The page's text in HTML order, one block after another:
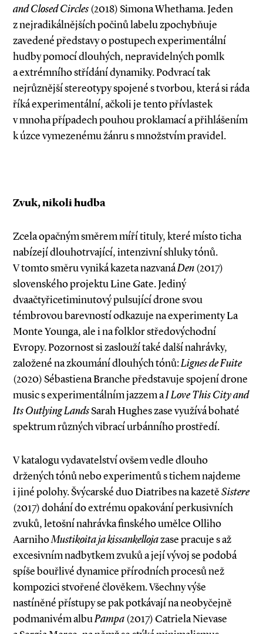
and Closed Circles(2018) Simona Whethama. Jeden
z nejradikálnějších počinů labelu zpochybňuje
zavedené představy o postupech experimentální
hudby pomocí dlouhých, nepravidelných pomlk
a extrémního střídání dynamiky. Podvrací tak
nejrůznější stereotypy spojené s tvorbou, která si ráda
říká experimentální, ačkoli je tento přívlastek
v mnoha případech pouhou proklamací a přihlášením
k úzce vymezenému žánru s množstvím pravidel.
Zvuk, nikoli hudba
Zcela opačným směrem míří tituly, které místo ticha
nabízejí dlouhotrvající, intenzivní shluky tónů.
V tomto směru vyniká kazeta nazvanáDen(2017)
slovenského projektu Line Gate. Jediný
dvaačtyřicetiminutový pulsující drone svou
témbrovou barevností odkazuje na experimenty La
Monte Younga, ale i na folklor středovýchodní
Evropy. Pozornost si zaslouží také další nahrávky,
založené na zkoumání dlouhých tónů:Lignes de­Fuite
(2020) Sébastiena Branche představuje spojení drone
music s experimentálním jazzem aI Love This City and
Its Outlying LandsSarah Hughes zase využívá bohaté
spektrum různých vibrací urbánního prostředí.
V katalogu vydavatelství ovšem vedle dlouho
držených tónů nebo experimentů s tichem najdeme
i jiné polohy. Švýcarské duo Diatribes na kazetěSistere
(2017) dohání do extrému opakování perkusivních
zvuků, letošní nahrávka finského umělce Olliho
AarnihoMustikoita ja kissankellojazase pracuje s až
excesivním nadbytkem zvuků a její vývoj se podobá
spíše bouřlivé dynamice přírodních procesů než
kompozici stvořené člověkem. Všechny výše
nastíněné přístupy se pak potkávají na neobyčejně
podmanivém albuPampa(2017) Catriela Nievase